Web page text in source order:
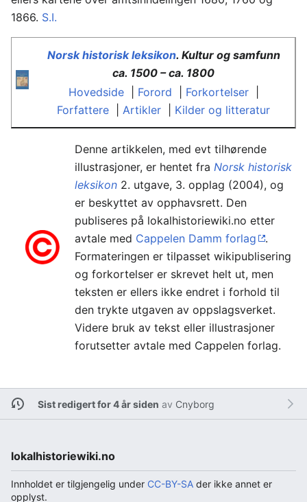
1866. S.I.
Norsk historisk leksikon. Kultur og samfunn
ca. 1500 – ca. 1800
Hovedside| Forord Forkortelser|
Forfattere |Artikler Kilder og litteratur
Denne artikkelen, med evt tilhørende
illustrasjoner, er hentet fra Norsk historisk
leksikon 2. utgave, 3. opplag (2004), og
er beskyttet av opphavsrett. Den
publiseres på lokalhistoriewiki.no etter
avtale med Cappelen Damm forlag
.
Formateringen er tilpasset wikipublisering
og forkortelser er skrevet helt ut, men
teksten er ellers ikke endret i forhold til
den trykte utgaven av oppslagsverket.
Videre bruk av tekst eller illustrasjoner
forutsetter avtale med Cappelen forlag.
Sist redigert for 4 år siden av Cnyborg
lokalhistoriewiki.no
Innholdet er tilgjengelig under CC-BY-SA der ikke annet er
opplyst.